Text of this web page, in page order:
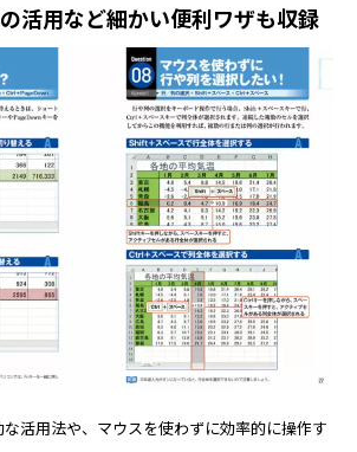
活用など細かい便利ワザも収録
活用法や、マウスを使わずに効率的に操作す